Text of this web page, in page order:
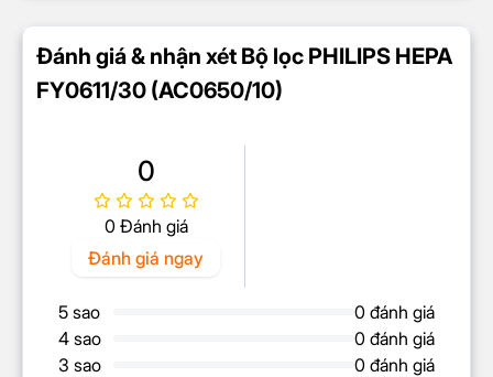
Đánh giá & nhận xét Bộ lọc PHILIPS HEPA
FY0611/30 (AC0650/10)
0
0 Đánh giá
Đánh giá ngay
5 sao
0 đánh giá
4 sao
0 đánh giá
3 sao
0 đánh giá